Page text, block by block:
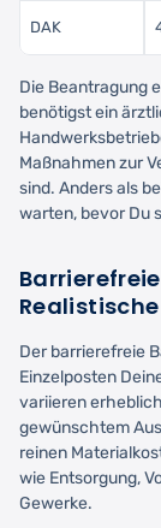
DAK
Die Beantragung
benötigst ein
Maßnahmen zur
sind. Anders als
warten, bevor Du
Der barrierefreie
Einzelposten
variieren
gewünschtem
reinen
wie Entsorgung,
Gewerke.